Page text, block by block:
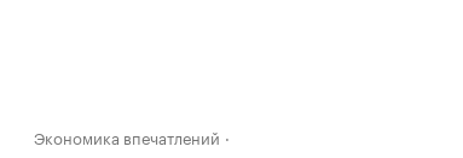
Экономика впечатлений